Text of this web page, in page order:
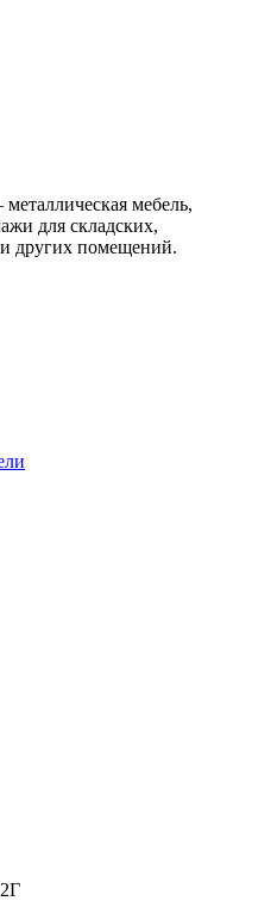
мебель,
для складских,
других помещений.